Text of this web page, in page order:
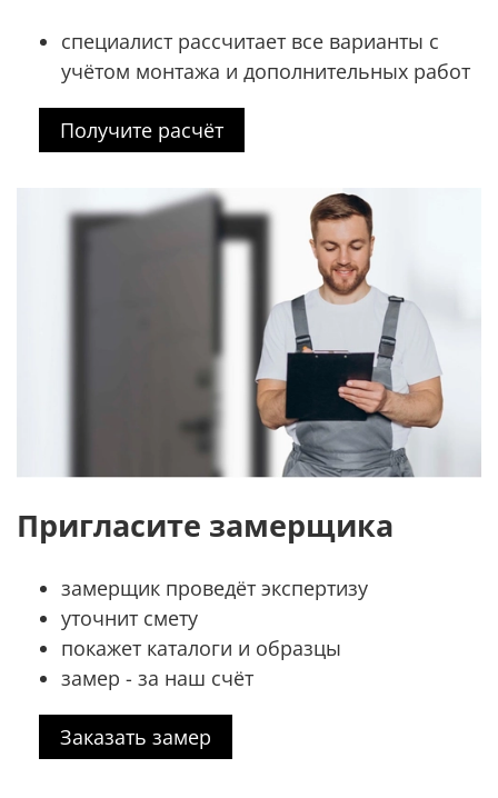
специалист рассчитает все варианты с
учётом монтажа и дополнительных работ
Получите расчёт
Пригласите замерщика
замерщик проведёт экспертизу
уточнит смету
покажет каталоги и образцы
замер - за наш счёт
Заказать замер